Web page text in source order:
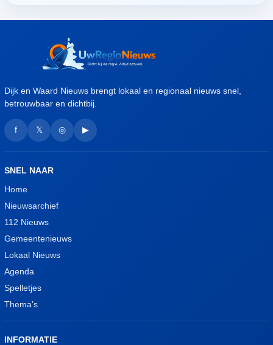
Dijk en Waard Nieuws brengt lokaal en regionaal nieuws snel,
betrouwbaar en dichtbij.
f 𝕏 ◎ ▶
SNEL NAAR
Home
Nieuwsarchief
112 Nieuws
Gemeentenieuws
Lokaal Nieuws
Agenda
Spelletjes
Thema’s
INFORMATIE